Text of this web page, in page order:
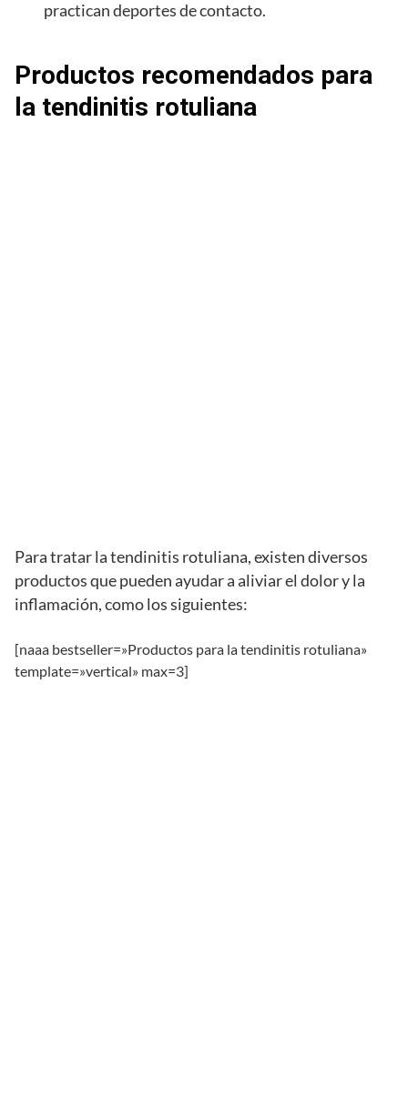
practican deportes de contacto.
Productos recomendados para
la tendinitis rotuliana
Para tratar la tendinitis rotuliana, existen diversos
productos que pueden ayudar a aliviar el dolor y la
inflamación, como los siguientes:
[naaa bestseller=»Productos para la tendinitis rotuliana»
template=»vertical» max=3]